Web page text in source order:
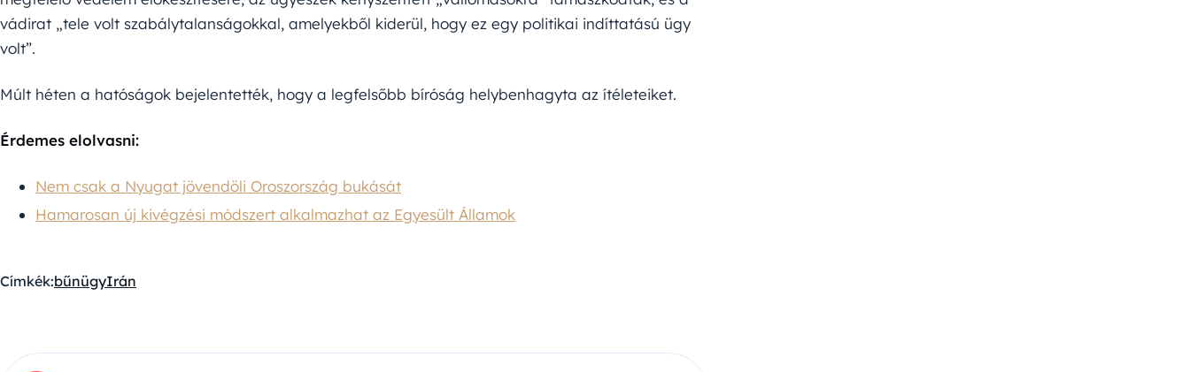
vádirat „tele volt szabálytalanságokkal, amelyekből kiderül, hogy ez egy politikai indíttatású ügy
volt”.
Múlt héten a hatóságok bejelentették, hogy a legfelsőbb bíróság helybenhagyta az ítéleteiket.
Érdemes elolvasni:
Nem csak a Nyugat jövendöli Oroszország bukását
Hamarosan új kivégzési módszert alkalmazhat az Egyesült Államok
Címkék:bűnügyIrán